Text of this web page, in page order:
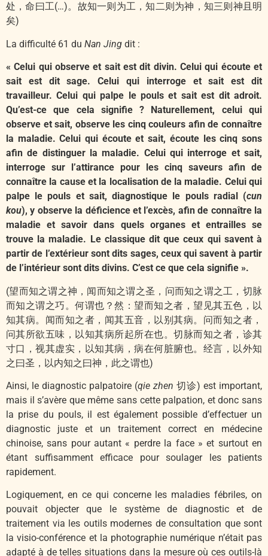
处，命曰工(…)。故知一则为工，知二则为神，知三则神且明
矣)
La difficulté 61 du Nan Jing dit :
« Celui qui observe et sait est dit divin. Celui qui écoute et
sait est dit sage. Celui qui interroge et sait est dit
travailleur. Celui qui palpe le pouls et sait est dit adroit.
Qu’est-ce que cela signifie ? Naturellement, celui qui
observe et sait, observe les cinq couleurs afin de connaître
la maladie. Celui qui écoute et sait, écoute les cinq sons
afin de distinguer la maladie. Celui qui interroge et sait,
interroge sur l’attirance pour les cinq saveurs afin de
connaître la cause et la localisation de la maladie. Celui qui
palpe le pouls et sait, diagnostique le pouls radial (cun
kou), y observe la déficience et l’excès, afin de connaître la
maladie et savoir dans quels organes et entrailles se
trouve la maladie. Le classique dit que ceux qui savent à
partir de l’extérieur sont dits sages, ceux qui savent à partir
de l’intérieur sont dits divins. C’est ce que cela signifie ».
(望而知之谓之神，闻而知之谓之圣，问而知之谓之工，切脉
而知之谓之巧。何谓也？然：望而知之者，望见其五色，以
知其病。闻而知之者，闻其五音，以别其病。问而知之者，
问其所欲五味，以知其病所起所在也。切脉而知之者，诊其
寸口，视其虚实，以知其病，病在何脏腑也。经言，以外知
之曰圣，以内知之曰神，此之谓也)
Ainsi, le diagnostic palpatoire (qie zhen 切诊) est important,
mais il s’avère que même sans cette palpation, et donc sans
la prise du pouls, il est également possible d’effectuer un
diagnostic juste et un traitement correct en médecine
chinoise, sans pour autant « perdre la face » et surtout en
étant suffisamment efficace pour soulager les patients
rapidement.
Logiquement, en ce qui concerne les maladies fébriles, on
pouvait objecter que le système de diagnostic et de
traitement via les outils modernes de consultation que sont
la visio-conférence et la photographie numérique n’était pas
adapté à de telles situations dans la mesure où ces outils-là